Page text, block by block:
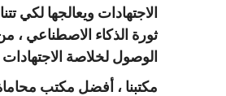
الاجتهادات ويعالجها لكي
ثورة الذكاء الاصطناعي ،
الوصول لخلاصة الاجتهادات
مكتبنا ، أفضل مكتب